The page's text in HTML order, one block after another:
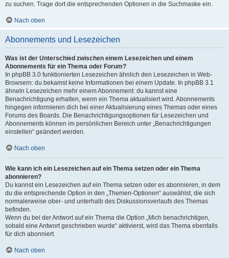
zu suchen. Trage dort die entsprechenden Optionen in die Suchmaske ein.
Nach oben
Abonnements und Lesezeichen
Was ist der Unterschied zwischen einem Lesezeichen und einem
Abonnements für ein Thema oder Forum?
In phpBB 3.0 funktionierten Lesezeichen ähnlich den Lesezeichen in Web-
Browsern: du bekamst keine Informationen bei einem Update. In phpBB 3.1
ähneln Lesezeichen mehr einem Abonnement: du kannst eine
Benachrichtigung erhalten, wenn ein Thema aktualisiert wird. Abonnements
hingegen informieren dich bei einer Aktualisierung eines Themas oder eines
Forums des Boards. Die Benachrichtigungsoptionen für Lesezeichen und
Abonnements können im persönlichen Bereich unter „Benachrichtigungen
einstellen“ geändert werden.
Nach oben
Wie kann ich ein Lesezeichen auf ein Thema setzen oder ein Thema
abonnieren?
Du kannst ein Lesezeichen auf ein Thema setzen oder es abonnieren, in dem
du die entsprechende Option in den „Themen-Optionen“ auswählst, die sich
normalerweise ober- und unterhalb des Diskussionsverlaufs des Themas
befinden.
Wenn du bei der Antwort auf ein Thema die Option „Mich benachrichtigen,
sobald eine Antwort geschrieben wurde“ aktivierst, wird das Thema ebenfalls
für dich abonniert.
Nach oben